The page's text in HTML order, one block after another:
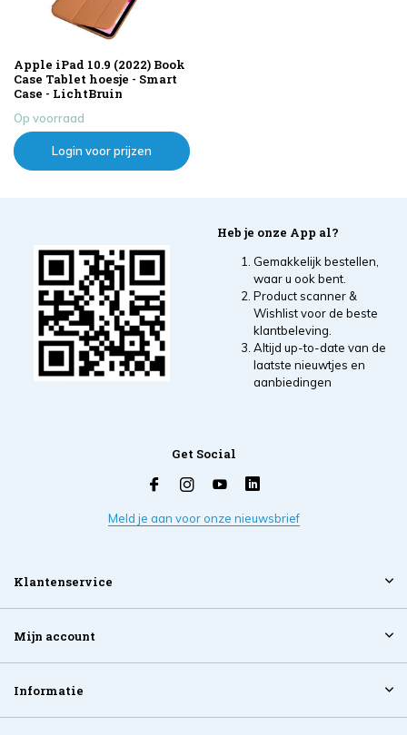
Apple iPad 10.9 (2022) Book
Case Tablet hoesje - Smart
Case - LichtBruin
Op voorraad
Login voor prijzen
Heb je onze App al?
Gemakkelijk bestellen,
waar u ook bent.
Product scanner &
Wishlist voor de beste
klantbeleving.
Altijd up-to-date van de
laatste nieuwtjes en
aanbiedingen
Get Social
Meld je aan voor onze nieuwsbrief
Klantenservice
Mijn account
Informatie